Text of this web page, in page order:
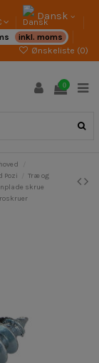
Dansk
inkl. moms
Ønskeliste (0)
0
Pozi
Træ og
skrue